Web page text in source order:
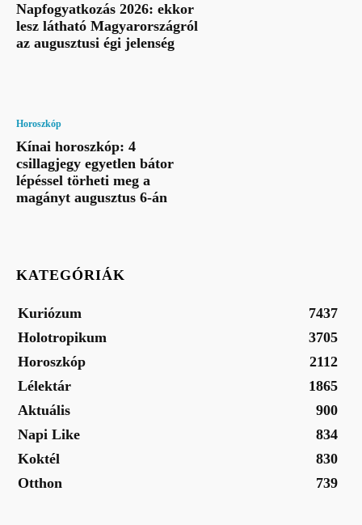
Napfogyatkozás 2026: ekkor
lesz látható Magyarországról
az augusztusi égi jelenség
Horoszkóp
Kínai horoszkóp: 4
csillagjegy egyetlen bátor
lépéssel törheti meg a
magányt augusztus 6-án
KATEGÓRIÁK
Kuriózum
7437
Holotropikum
3705
Horoszkóp
2112
Lélektár
1865
Aktuális
900
Napi Like
834
Koktél
830
Otthon
739